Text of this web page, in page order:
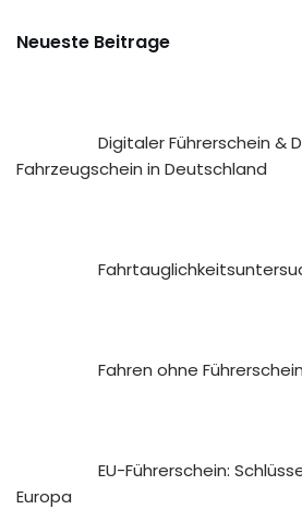
Neueste Beitrage
Digitaler Führerschein &
Fahrzeugschein in Deutschland
Fahren ohne
EU-Führerschein:
Europa